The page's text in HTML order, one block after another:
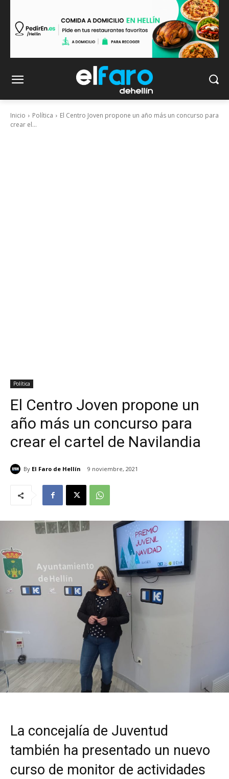
Inicio Política
El Centro Joven propone un año más un concurso para
crear el...
Política
El Centro Joven propone un
año más un concurso para
crear el cartel de Navilandia
By El Faro de Hellín 9 noviembre, 2021
La concejalía de Juventud
también ha presentado un nuevo
curso de monitor de actividades